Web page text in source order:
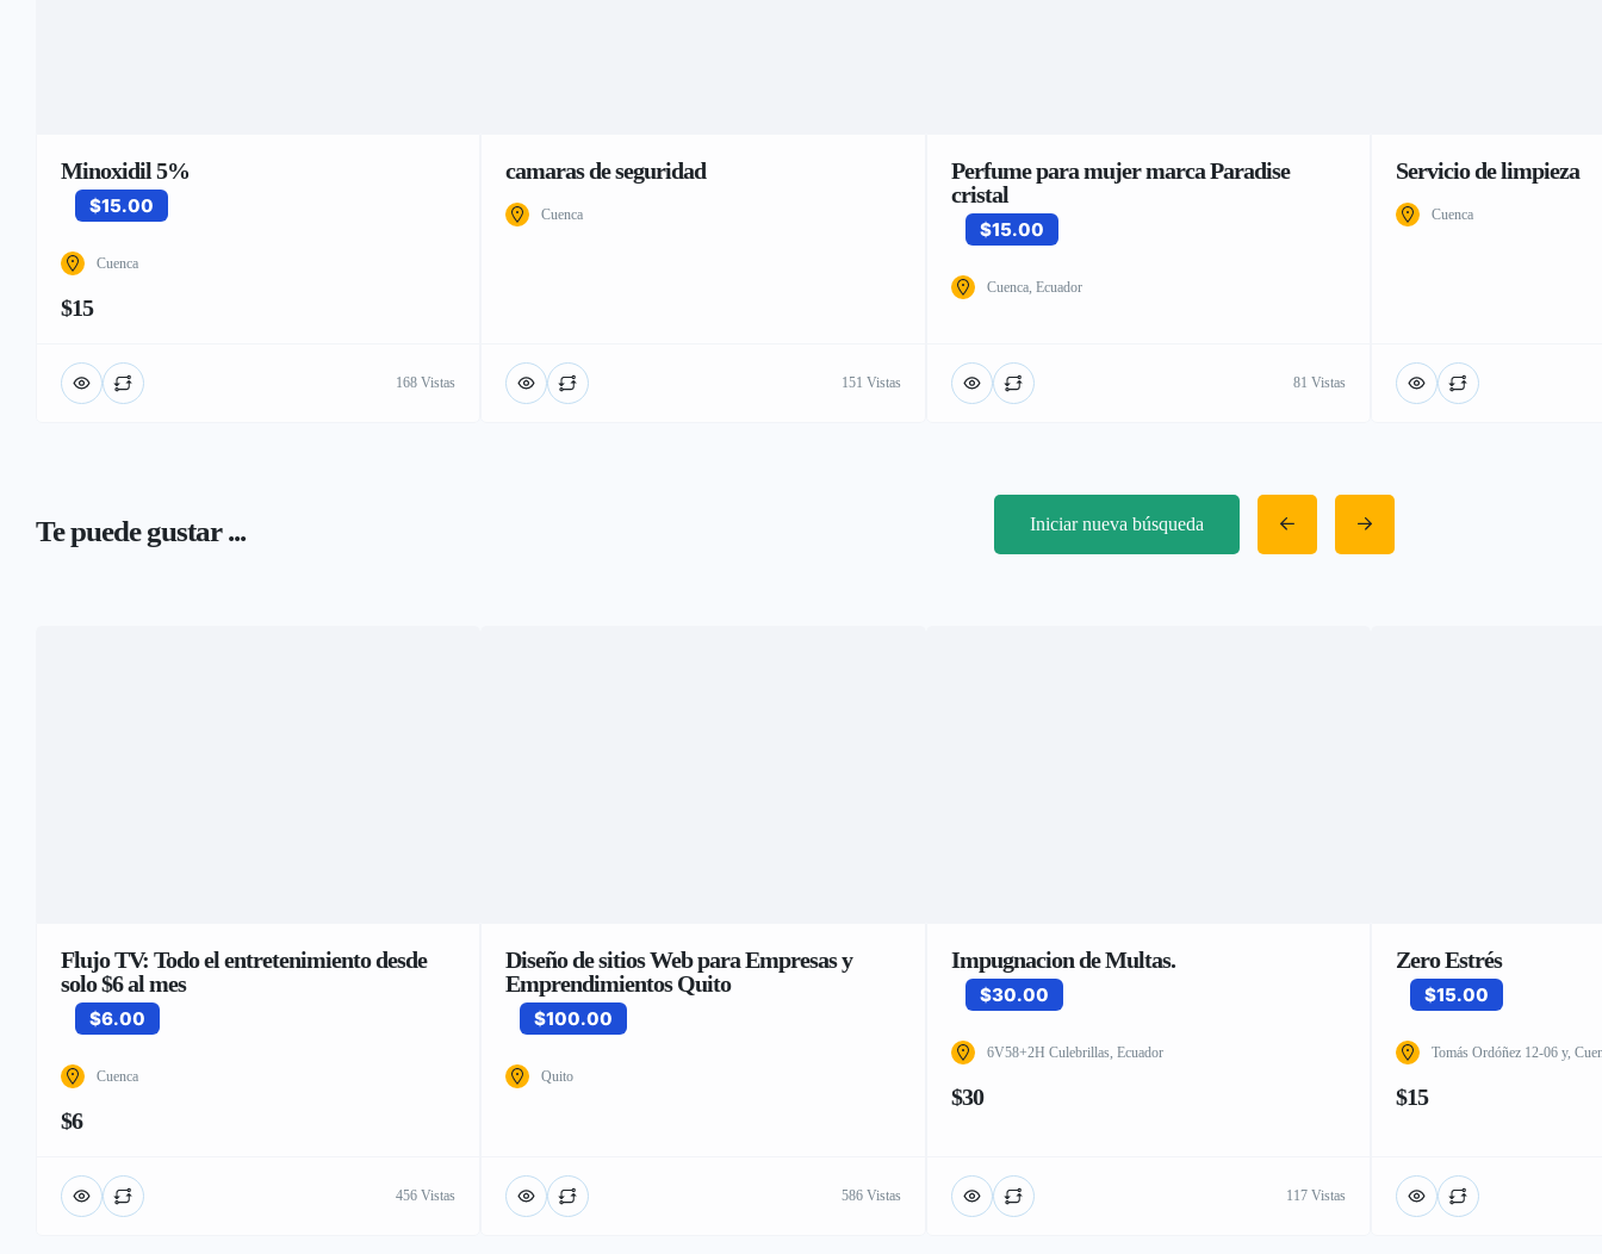
Minoxidil 5%
$15.00
Cuenca
$15
168 Vistas
camaras de seguridad
Cuenca
151 Vistas
Perfume para mujer marca Paradise
cristal
$15.00
Cuenca, Ecuador
81 Vistas
Servicio de limpieza
Cuenca
Te puede gustar ... Iniciar nueva búsqueda
Flujo TV: Todo el entretenimiento desde
solo $6 al mes
$6.00
Cuenca
$6
456 Vistas
Diseño de sitios Web para Empresas y
Emprendimientos Quito
$100.00
Quito
586 Vistas
Impugnacion de Multas.
$30.00
6V58+2H Culebrillas, Ecuador
$30
117 Vistas
Zero Estrés
$15.00
Tomás Ordóñez 12-06 y,
$15